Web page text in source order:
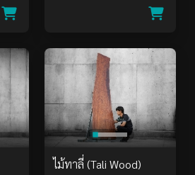
ไม้ทาลี่ (Tali Wood)